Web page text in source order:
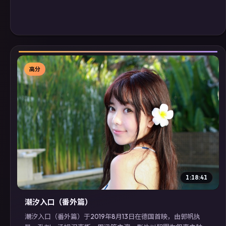
▶
高分
1:18:41
潮汐入口（番外篇）
潮汐入口（番外篇）于2019年8月13日在德国首映，由郭帆执